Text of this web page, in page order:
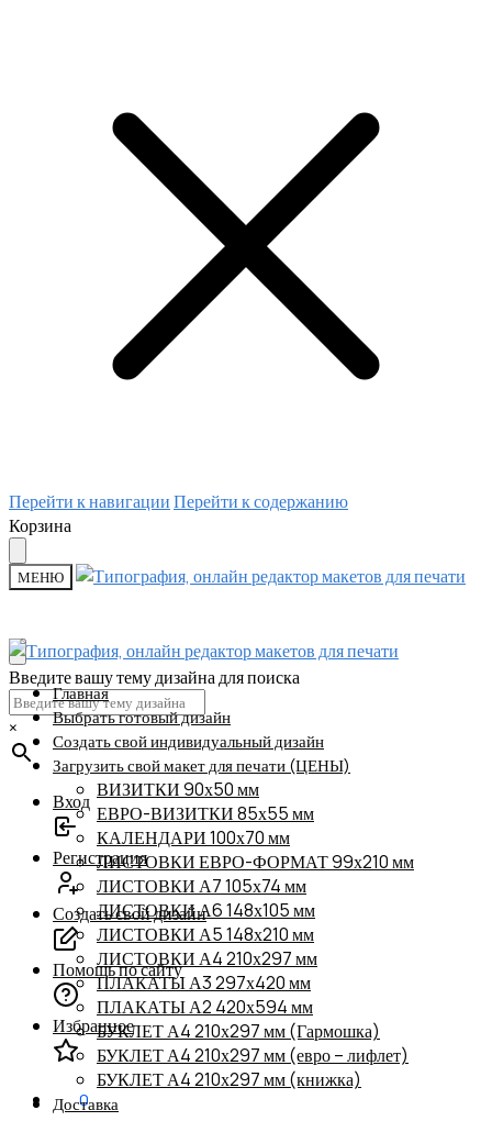
Перейти к навигацииПерейти к содержанию
Корзина
МЕНЮ
Введите вашу тему дизайна для поиска
×
Вход
Регистрация
Создать свой дизайн
Помощь по сайту
Избранное
0₽0
Главная
Выбрать готовый дизайн
Создать свой индивидуальный дизайн
Загрузить свой макет для печати (ЦЕНЫ)
ВИЗИТКИ 90х50 мм
ЕВРО-ВИЗИТКИ 85х55 мм
КАЛЕНДАРИ 100х70 мм
ЛИСТОВКИ ЕВРО-ФОРМАТ 99х210 мм
ЛИСТОВКИ А7 105х74 мм
ЛИСТОВКИ А6 148х105 мм
ЛИСТОВКИ А5 148х210 мм
ЛИСТОВКИ А4 210х297 мм
ПЛАКАТЫ А3 297х420 мм
ПЛАКАТЫ А2 420х594 мм
БУКЛЕТ А4 210х297 мм (Гармошка)
БУКЛЕТ А4 210х297 мм (евро – лифлет)
БУКЛЕТ А4 210х297 мм (книжка)
Доставка